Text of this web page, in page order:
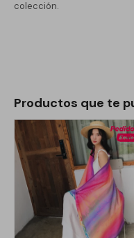
colección.
Productos que te